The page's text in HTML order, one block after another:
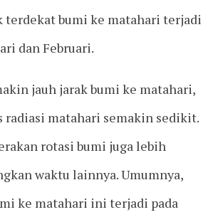
terdekat bumi ke matahari terjadi
dan Februari.
jauh jarak bumi ke matahari,
radiasi matahari semakin sedikit.
rotasi bumi juga lebih
waktu lainnya. Umumnya,
ke matahari ini terjadi pada